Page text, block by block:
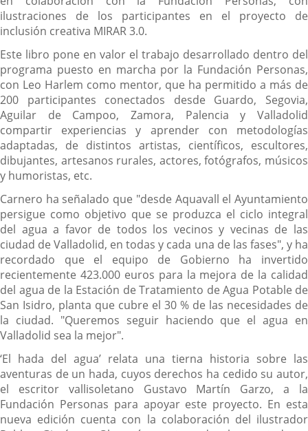
ilustraciones de los participantes en el proyecto de
inclusión creativa MIRAR 3.0.
Este libro pone en valor el trabajo desarrollado dentro del
programa puesto en marcha por la Fundación Personas,
con Leo Harlem como mentor, que ha permitido a más de
200 participantes conectados desde Guardo, Segovia,
Aguilar de Campoo, Zamora, Palencia y Valladolid
compartir experiencias y aprender con metodologías
adaptadas, de distintos artistas, científicos, escultores,
dibujantes, artesanos rurales, actores, fotógrafos, músicos
y humoristas, etc.
Carnero ha señalado que "desde Aquavall el Ayuntamiento
persigue como objetivo que se produzca el ciclo integral
del agua a favor de todos los vecinos y vecinas de las
ciudad de Valladolid, en todas y cada una de las fases", y ha
recordado que el equipo de Gobierno ha invertido
recientemente 423.000 euros para la mejora de la calidad
del agua de la Estación de Tratamiento de Agua Potable de
San Isidro, planta que cubre el 30 % de las necesidades de
la ciudad. "Queremos seguir haciendo que el agua en
Valladolid sea la mejor".
‘El hada del agua’ relata una tierna historia sobre las
aventuras de un hada, cuyos derechos ha cedido su autor,
el escritor vallisoletano Gustavo Martín Garzo, a la
Fundación Personas para apoyar este proyecto. En esta
nueva edición cuenta con la colaboración del ilustrador